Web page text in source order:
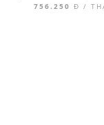
756.250 Đ /